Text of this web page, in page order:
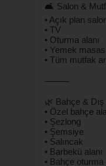
🛋️ Salon &
• Açık plan
• TV
• Oturma alanı
• Yemek
• Tüm mutfak
⸻
🌿 Bahçe & Dış
• Özel bahçe
• Şezlong
• Şemsiye
• Salıncak
• Barbekü alanı
• Bahçe oturma